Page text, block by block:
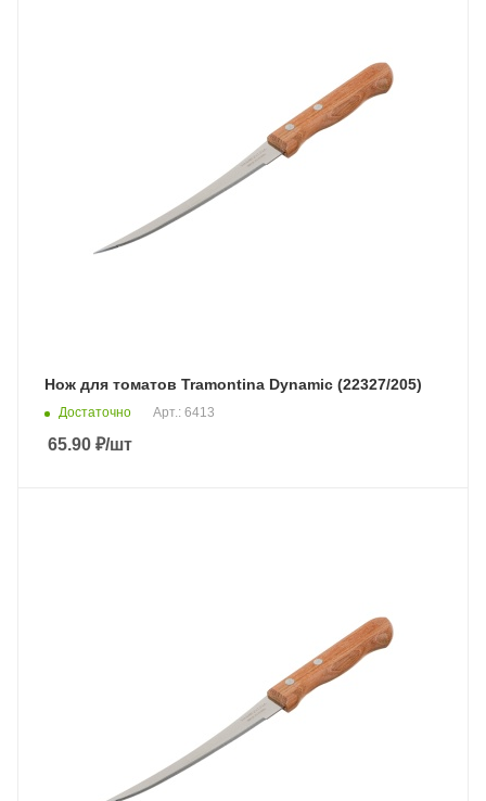
Нож для томатов Tramontina Dynamic (22327/205)
Достаточно Арт.: 6413
65.90 ₽/шт